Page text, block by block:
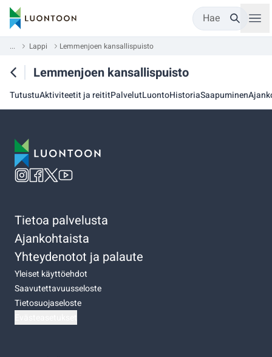
Hae
... Lappi Lemmenjoen kansallispuisto
Lemmenjoen kansallispuisto
TutustuAktiviteetit ja reititPalvelutLuontoHistoriaSaapuminen
Tietoa palvelusta
Ajankohtaista
Yhteydenotot ja palaute
Yleiset käyttöehdot
Saavutettavuusseloste
Tietosuojaseloste